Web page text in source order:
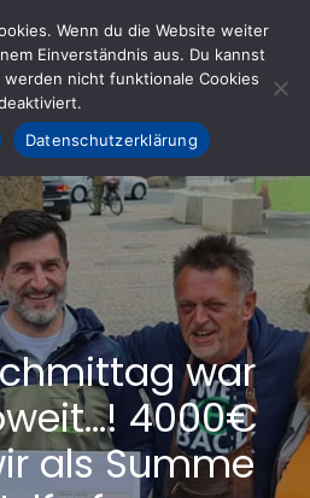
fürs AHRTAL e.V.
hilft
war
4000€
als Summe
Wenn du die Website weiter
Einverständnis aus. Du kannst
nicht funktionale Cookies
Datenschutzerklärung